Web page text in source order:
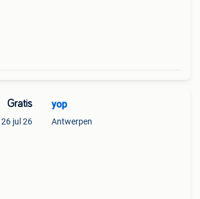
Gratis
26 jul 26
yop
Antwerpen